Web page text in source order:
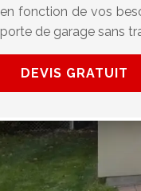
en fonction de vos
porte de garage sans
DEVIS GRATUIT